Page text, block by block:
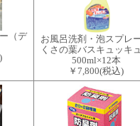
（デ
お風呂洗剤・泡スプレ
くさの葉バスキュッキ
500ml×12本
￥7,800(税込)